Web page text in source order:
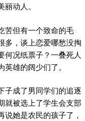
动人。
苦但有一个致命的毛
多，谈上恋爱哪愁没掏
何况纸票子？一叠死人
雄的阔少们了。
子成了男同学们的追逐
就被选上了学生会支部
她是农民的孩子了，